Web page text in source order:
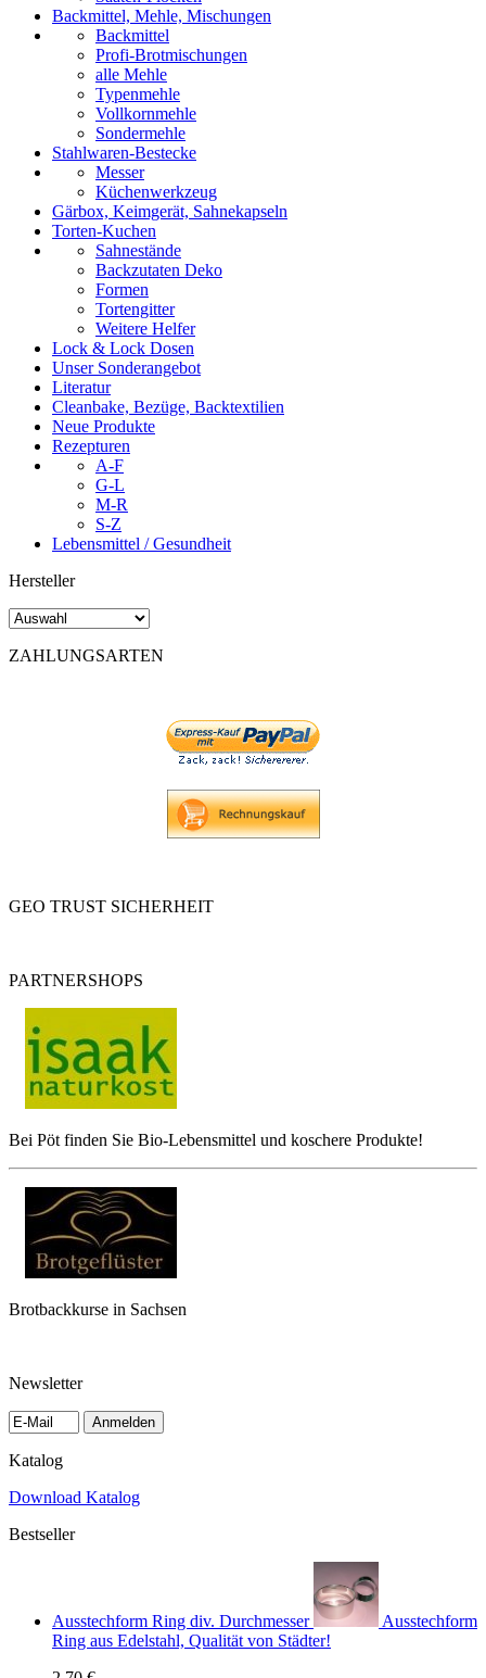
Backmittel, Mehle, Mischungen
Backmittel
Profi-Brotmischungen
alle Mehle
Typenmehle
Vollkornmehle
Sondermehle
Stahlwaren-Bestecke
Messer
Küchenwerkzeug
Gärbox, Keimgerät, Sahnekapseln
Torten-Kuchen
Sahnestände
Backzutaten Deko
Formen
Tortengitter
Weitere Helfer
Lock & Lock Dosen
Unser Sonderangebot
Literatur
Cleanbake, Bezüge, Backtextilien
Neue Produkte
Rezepturen
A-F
G-L
M-R
S-Z
Lebensmittel / Gesundheit
Hersteller
ZAHLUNGSARTEN
GEO TRUST SICHERHEIT
PARTNERSHOPS
Bei Pöt finden Sie Bio-Lebensmittel und koschere Produkte!
Brotbackkurse in Sachsen
Newsletter
Anmelden
Katalog
Download Katalog
Bestseller
Ausstechform Ring div. Durchmesser
Ausstechform
Ring aus Edelstahl, Qualität von Städter!